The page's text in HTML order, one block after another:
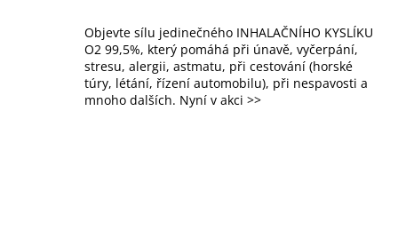
Objevte sílu jedinečného INHALAČNÍHO KYSLÍKU
O2 99,5%, který pomáhá při únavě, vyčerpání,
stresu, alergii, astmatu, při cestování (horské
túry, létání, řízení automobilu), při nespavosti a
mnoho dalších. Nyní v akci >>